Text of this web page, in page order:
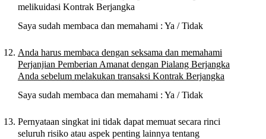
melikuidasi Kontrak Berjangka
Saya sudah membaca dan memahami : Ya / Tidak
Anda harus membaca dengan seksama dan memahami
Perjanjian Pemberian Amanat dengan Pialang Berjangka
Anda sebelum melakukan transaksi Kontrak Berjangka
Saya sudah membaca dan memahami : Ya / Tidak
Pernyataan singkat ini tidak dapat memuat secara rinci
seluruh risiko atau aspek penting lainnya tentang